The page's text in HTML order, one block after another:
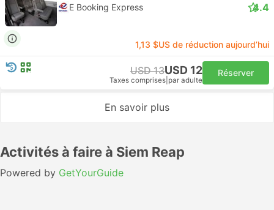
E Booking Express 4.4
1,13 $US de réduction aujourd’hui
USD 13USD 12
Taxes comprises par adulte
Réserver
En savoir plus
Activités à faire à Siem Reap
Powered by GetYourGuide